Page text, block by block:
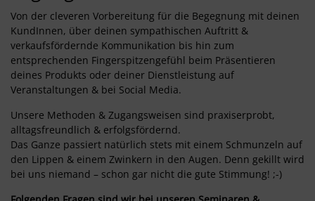
Von der cleveren Vorbereitung für die Begegnung mit deinen
KundInnen, über deinen sympathischen Auftritt &
verkaufsfördernde Kommunikation bis hin zum
entsprechenden Fingerspitzengefühl beim Präsentieren
deines Produkts oder deiner Dienstleistung auf
Veranstaltungen & bei Social Media.
Unsere Methoden & Zugangsweisen sind praxiserprobt,
alltagsfreundlich & erfolgsfördernd.
Das Ganze passiert natürlich stets mit einem Schmunzeln auf
den Lippen & einem Zwinkern in den Augen. Denn gekillt wird
bei uns niemand – schon gar nicht die gute Stimmung! ;-)